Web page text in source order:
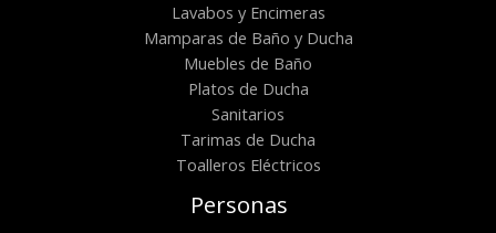
Lavabos y Encimeras
Mamparas de Baño y Ducha
Muebles de Baño
Platos de Ducha
Sanitarios
Tarimas de Ducha
Toalleros Eléctricos
Personas